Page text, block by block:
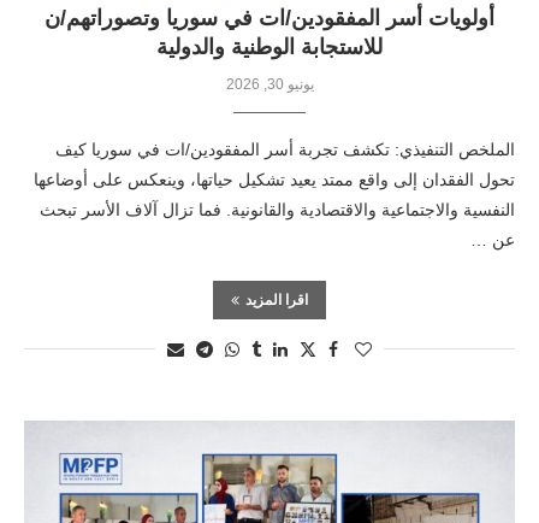
أولويات أسر المفقودين/ات في سوريا وتصوراتهم/ن
للاستجابة الوطنية والدولية
يونيو 30, 2026
الملخص التنفيذي: تكشف تجربة أسر المفقودين/ات في سوريا كيف
تحول الفقدان إلى واقع ممتد يعيد تشكيل حياتها، وينعكس على أوضاعها
النفسية والاجتماعية والاقتصادية والقانونية. فما تزال آلاف الأسر تبحث
عن …
اقرا المزيد